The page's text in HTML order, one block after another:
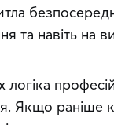
та навіть на
логіка
Якщо раніше